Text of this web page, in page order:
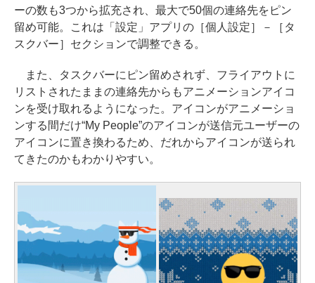
ーの数も3つから拡充され、最大で50個の連絡先をピン
留め可能。これは「設定」アプリの［個人設定］－［タ
スクバー］セクションで調整できる。
また、タスクバーにピン留めされず、フライアウトに
リストされたままの連絡先からもアニメーションアイコ
ンを受け取れるようになった。アイコンがアニメーショ
ンする間だけ“My People”のアイコンが送信元ユーザーの
アイコンに置き換わるため、だれからアイコンが送られ
てきたのかもわかりやすい。